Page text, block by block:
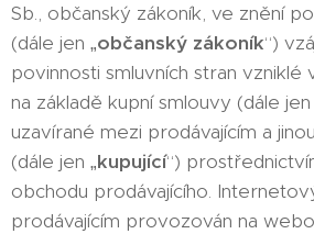
Sb., občanský zákoník, ve znění
(dále jen „občanský zákoník“)
povinnosti smluvních stran vzniklé
na základě kupní smlouvy (dále jen
uzavírané mezi prodávajícím a
(dále jen „kupující“)
obchodu prodávajícího.
prodávajícím provozován na